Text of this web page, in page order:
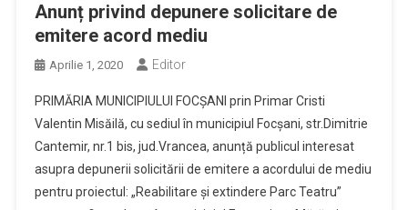
Anunț privind depunere solicitare de
emitere acord mediu
Aprilie 1, 2020 Editor
PRIMĂRIA MUNICIPIULUI FOCȘANI prin Primar Cristi
Valentin Misăilă, cu sediul în municipiul Focșani, str.Dimitrie
Cantemir, nr.1 bis, jud.Vrancea, anunță publicul interesat
asupra depunerii solicitării de emitere a acordului de mediu
pentru proiectul: „Reabilitare și extindere Parc Teatru”